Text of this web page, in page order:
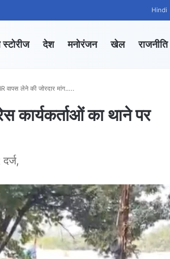
Hindi
देश मनोरंजन खेल राजनीति
वापस लेने की जोरदार मांग…..
का थाने पर